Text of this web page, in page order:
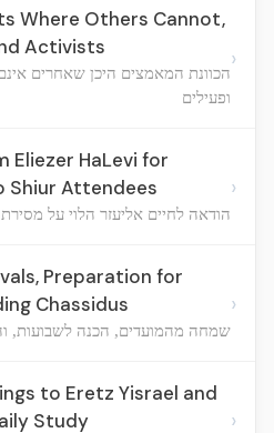
Where Others Cannot,
Activists
הכוונת המאמצים היכן שאחרים
ופעילים
›
Eliezer HaLevi for
Shiur Attendees
הודאה לחיים אליעזר הלוי על
›
Preparation for
Chassidus
שמחה מהמועדים, הכנה לשבועות,
›
to Eretz Yisrael and
Study
›